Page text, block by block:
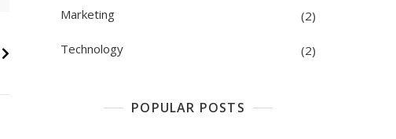
Marketing (2)
Technology (2)
POPULAR POSTS